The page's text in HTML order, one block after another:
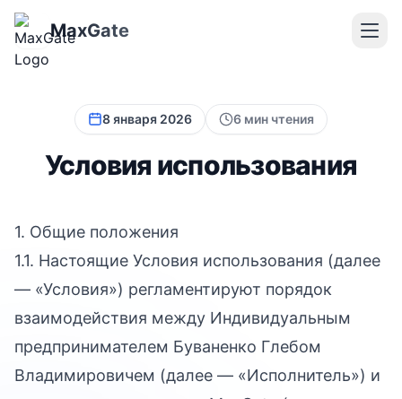
MaxGate
8 января 2026 6 мин чтения
Условия использования
1. Общие положения
1.1. Настоящие Условия использования (далее
— «Условия») регламентируют порядок
взаимодействия между Индивидуальным
предпринимателем Буваненко Глебом
Владимировичем (далее — «Исполнитель») и